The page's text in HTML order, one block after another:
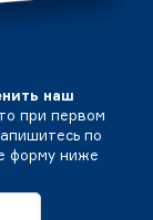
наш
при первом
по
форму ниже